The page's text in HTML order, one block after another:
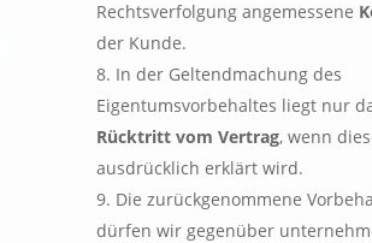
Rechtsverfolgung angemessene
der Kunde.
In der Geltendmachung des
Eigentumsvorbehaltes liegt nur
Rücktritt vom Vertrag, wenn
ausdrücklich erklärt wird.
Die zurückgenommene
dürfen wir gegenüber